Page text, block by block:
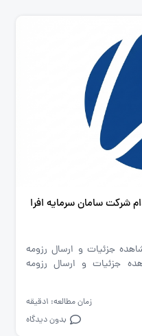
شرکت سامان سرمایه افرا
جزئیات و ارسال رزومه
جزئیات و ارسال رزومه
زمان مطالعه: 1دقیقه
بدون دیدگاه